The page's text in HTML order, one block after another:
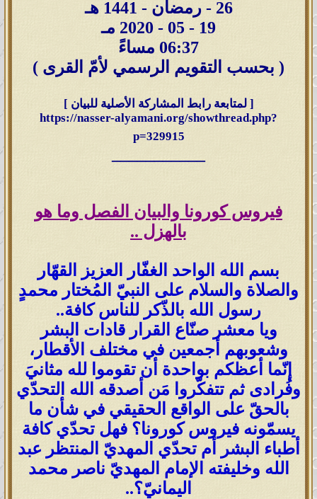
26 - رمضان - 1441 هـ
19 - 05 - 2020 مـ
06:37 مساءً
( بحسب التقويم الرسمي لأمّ القرى )
[ لمتابعة رابط المشاركة الأصلية للبيان ]
https://nasser-alyamani.org/showthread.php?
p=329915
فيروس كورونا والبيان الفصل وما هو
بالهزل ..
بسم الله الواحد الغفّار العزيز القهّار
والصلاة والسلام على النبيّ المُختار محمدٍ
رسول الله بالذّكر للناس كافة..
ويا معشر صنّاع القرار قادات البشر
وشعوبهم أجمعين في مختلف الأقطار،
إنّما أعظكم بواحدة أن تقوموا لله مثانيَ
وفُرادى ثم تتفكّروا مَن أصدقه الله التحدّي
بالحقّ على الواقع الحقيقي في شأن ما
يسمّونه فيروس كورونا؟ فهل تحدّي كافة
أطباء البشر أم تحدّي المهديّ المنتظر عبد
الله وخليفته الإمام المهديّ ناصر محمد
اليمانيّ؟..